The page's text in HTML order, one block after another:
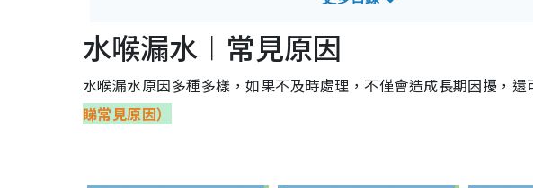
檢查方法︱外置式水喉漏水
檢查方法︱隱藏式水喉漏水
水喉漏水︱刑罰條例
水喉漏水︱維修方法
水喉漏水︱常見原因
水喉漏水原因多種多樣，如果不及時處理，不僅會造成長期困擾，
睇常見原因）